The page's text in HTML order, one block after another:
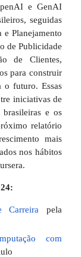
e GenAI
seguidas
Planejamento
de Publicidade
de Clientes,
para construir
o futuro. Essas
iniciativas de
e os
relatório
mais
nos hábitos
Carreira pela
com